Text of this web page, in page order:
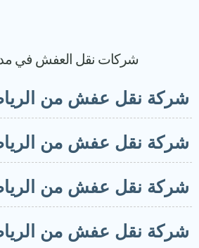
شركات نقل العفش في مدن
نقل عفش من
نقل عفش من
نقل عفش من الرياض
نقل عفش من